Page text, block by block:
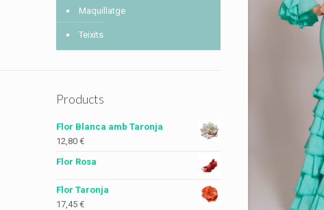
Maquillatge
Teixits
Products
Flor Blanca amb Taronja
12,80 €
Flor Rosa
Flor Taronja
17,45 €